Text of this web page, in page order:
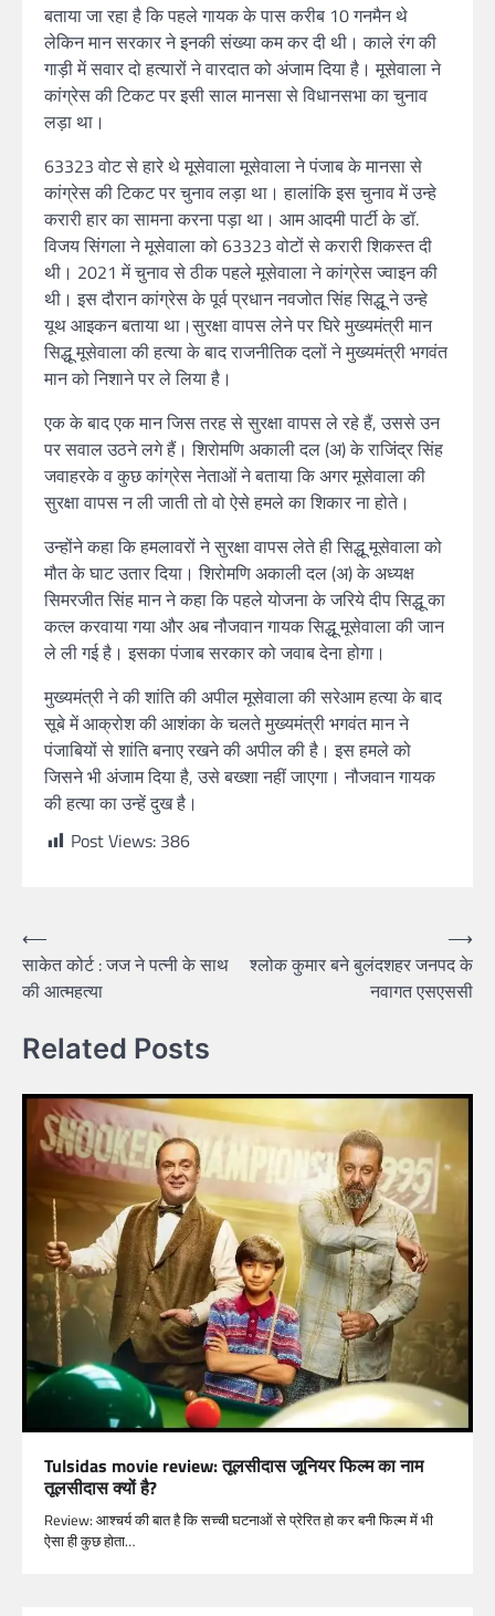
बताया जा रहा है कि पहले गायक के पास करीब 10 गनमैन थे
लेकिन मान सरकार ने इनकी संख्या कम कर दी थी। काले रंग की
गाड़ी में सवार दो हत्यारों ने वारदात को अंजाम दिया है। मूसेवाला ने
कांग्रेस की टिकट पर इसी साल मानसा से विधानसभा का चुनाव
लड़ा था।
63323 वोट से हारे थे मूसेवाला मूसेवाला ने पंजाब के मानसा से
कांग्रेस की टिकट पर चुनाव लड़ा था। हालांकि इस चुनाव में उन्हे
करारी हार का सामना करना पड़ा था। आम आदमी पार्टी के डॉ.
विजय सिंगला ने मूसेवाला को 63323 वोटों से करारी शिकस्त दी
थी। 2021 में चुनाव से ठीक पहले मूसेवाला ने कांग्रेस ज्वाइन की
थी। इस दौरान कांग्रेस के पूर्व प्रधान नवजोत सिंह सिद्धू ने उन्हे
यूथ आइकन बताया था।सुरक्षा वापस लेने पर घिरे मुख्यमंत्री मान
सिद्धू मूसेवाला की हत्या के बाद राजनीतिक दलों ने मुख्यमंत्री भगवंत
मान को निशाने पर ले लिया है।
एक के बाद एक मान जिस तरह से सुरक्षा वापस ले रहे हैं, उससे उन
पर सवाल उठने लगे हैं। शिरोमणि अकाली दल (अ) के राजिंद्र सिंह
जवाहरके व कुछ कांग्रेस नेताओं ने बताया कि अगर मूसेवाला की
सुरक्षा वापस न ली जाती तो वो ऐसे हमले का शिकार ना होते।
उन्होंने कहा कि हमलावरों ने सुरक्षा वापस लेते ही सिद्धू मूसेवाला को
मौत के घाट उतार दिया। शिरोमणि अकाली दल (अ) के अध्यक्ष
सिमरजीत सिंह मान ने कहा कि पहले योजना के जरिये दीप सिद्धू का
कत्ल करवाया गया और अब नौजवान गायक सिद्धू मूसेवाला की जान
ले ली गई है। इसका पंजाब सरकार को जवाब देना होगा।
मुख्यमंत्री ने की शांति की अपील मूसेवाला की सरेआम हत्या के बाद
सूबे में आक्रोश की आशंका के चलते मुख्यमंत्री भगवंत मान ने
पंजाबियों से शांति बनाए रखने की अपील की है। इस हमले को
जिसने भी अंजाम दिया है, उसे बख्शा नहीं जाएगा। नौजवान गायक
की हत्या का उन्हें दुख है।
Post Views: 386
⟵
साकेत कोर्ट : जज ने पत्नी के साथ
की आत्महत्या
श्लोक कुमार बने बुलंदशहर जनपद के
नवागत एसएससी
⟶
Related Posts
Tulsidas movie review: तूलसीदास जूनियर फिल्म का नाम
तूलसीदास क्यों है?
Review: आश्चर्य की बात है कि सच्ची घटनाओं से प्रेरित हो कर बनी फिल्म में भी
ऐसा ही कुछ होता…